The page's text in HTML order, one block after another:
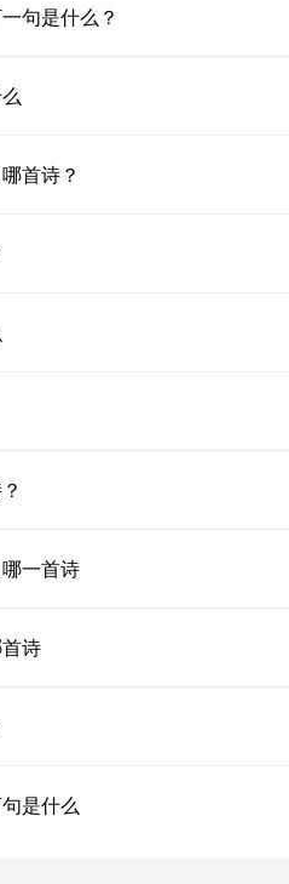
句是什么？
首诗？
一首诗
诗
是什么